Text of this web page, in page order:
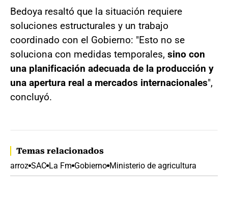
Bedoya resaltó que la situación requiere
soluciones estructurales y un trabajo
coordinado con el Gobierno: "Esto no se
soluciona con medidas temporales, sino con
una planificación adecuada de la producción y
una apertura real a mercados internacionales",
concluyó.
Temas relacionados
arroz SAC La Fm Gobierno Ministerio de agricultura